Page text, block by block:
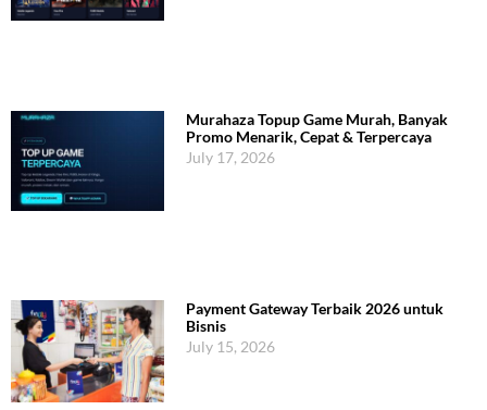
Murahaza Topup Game Murah, Banyak
Promo Menarik, Cepat & Terpercaya
July 17, 2026
Payment Gateway Terbaik 2026 untuk
Bisnis
July 15, 2026